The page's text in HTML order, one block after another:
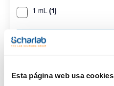
Esta página web usa cookies
1 mL (1)
Conc.
100 ug/ml(1)
CAS